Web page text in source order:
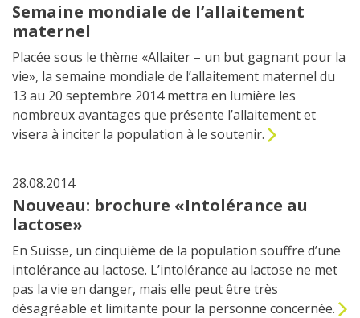
Semaine mondiale de l’allaitement
maternel
Placée sous le thème «Allaiter – un but gagnant pour la
vie», la semaine mondiale de l’allaitement maternel du
13 au 20 septembre 2014 mettra en lumière les
nombreux avantages que présente l’allaitement et
visera à inciter la population à le soutenir.
28.08.2014
Nouveau: brochure «Intolérance au
lactose»
En Suisse, un cinquième de la population souffre d’une
intolérance au lactose. L’intolérance au lactose ne met
pas la vie en danger, mais elle peut être très
désagréable et limitante pour la personne concernée.